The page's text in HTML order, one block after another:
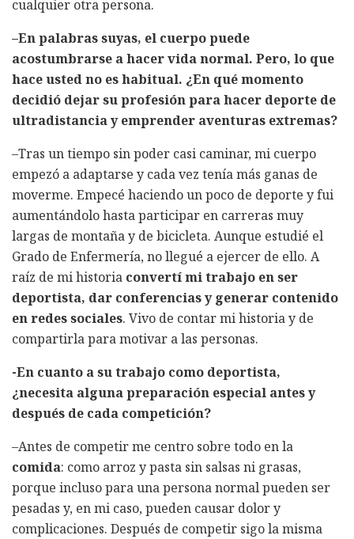
cualquier otra persona.
–En palabras suyas, el cuerpo puede
acostumbrarse a hacer vida normal. Pero, lo que
hace usted no es habitual. ¿En qué momento
decidió dejar su profesión para hacer deporte de
ultradistancia y emprender aventuras extremas?
–Tras un tiempo sin poder casi caminar, mi cuerpo
empezó a adaptarse y cada vez tenía más ganas de
moverme. Empecé haciendo un poco de deporte y fui
aumentándolo hasta participar en carreras muy
largas de montaña y de bicicleta. Aunque estudié el
Grado de Enfermería, no llegué a ejercer de ello. A
raíz de mi historia convertí mi trabajo en ser
deportista, dar conferencias y generar contenido
en redes sociales. Vivo de contar mi historia y de
compartirla para motivar a las personas.
-En cuanto a su trabajo como deportista,
¿necesita alguna preparación especial antes y
después de cada competición?
–Antes de competir me centro sobre todo en la
comida: como arroz y pasta sin salsas ni grasas,
porque incluso para una persona normal pueden ser
pesadas y, en mi caso, pueden causar dolor y
complicaciones. Después de competir sigo la misma